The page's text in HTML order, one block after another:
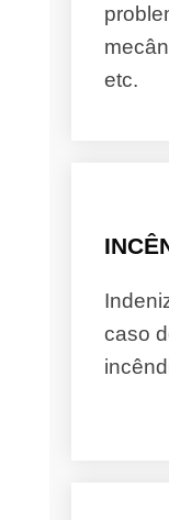
etc.
caso